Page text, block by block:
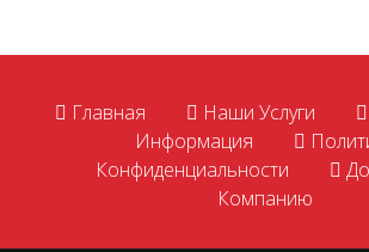
Главная Наши Услуги
Информация
Конфиденциальности
Компанию